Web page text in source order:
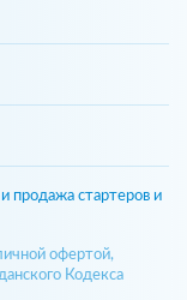
стартеров и
офертой,
Кодекса